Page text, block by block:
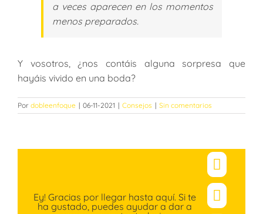
a veces aparecen en los momentos
menos preparados.
Y vosotros, ¿nos contáis alguna sorpresa que
hayáis vivido en una boda?
Por dobleenfoque | 06-11-2021 | Consejos | Sin comentarios
Ey! Gracias por llegar hasta aquí. Si te
ha gustado, puedes ayudar a dar a
X